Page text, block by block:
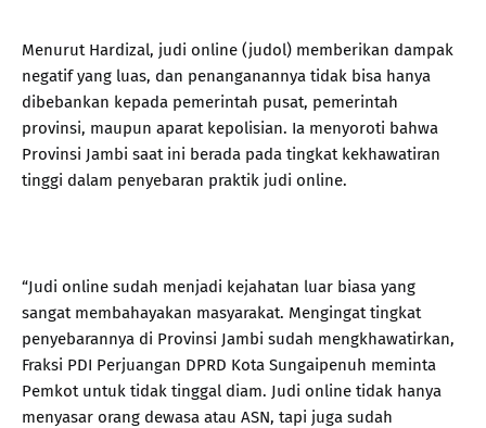
Menurut Hardizal, judi online (judol) memberikan dampak
negatif yang luas, dan penanganannya tidak bisa hanya
dibebankan kepada pemerintah pusat, pemerintah
provinsi, maupun aparat kepolisian. Ia menyoroti bahwa
Provinsi Jambi saat ini berada pada tingkat kekhawatiran
tinggi dalam penyebaran praktik judi online.
“Judi online sudah menjadi kejahatan luar biasa yang
sangat membahayakan masyarakat. Mengingat tingkat
penyebarannya di Provinsi Jambi sudah mengkhawatirkan,
Fraksi PDI Perjuangan DPRD Kota Sungaipenuh meminta
Pemkot untuk tidak tinggal diam. Judi online tidak hanya
menyasar orang dewasa atau ASN, tapi juga sudah